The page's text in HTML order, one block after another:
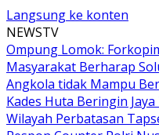
Langsung ke konten
NEWSTV
Ompung Lomok:
Masyarakat Berharap
Angkola tidak Mampu
Kades Huta Beringin
Wilayah Perbatasan